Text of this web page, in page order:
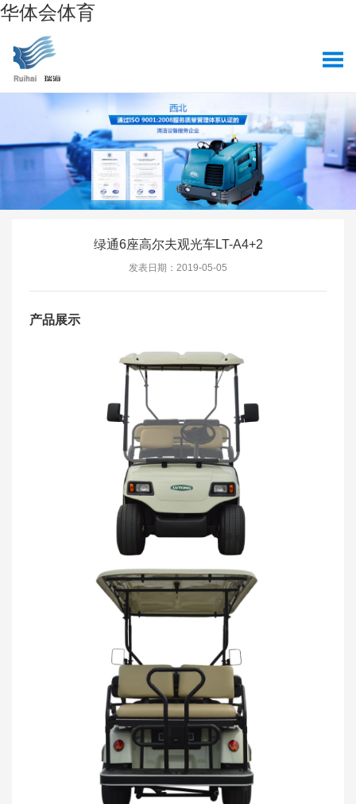
华体会体育
绿通6座高尔夫观光车LT-A4+2
发表日期：2019-05-05
产品展示